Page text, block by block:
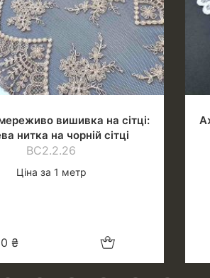
вишивка на сітці:
нитка на чорній сітці
ВС2.2.26
Ціна за 1 метр
₴ Додати в кошик